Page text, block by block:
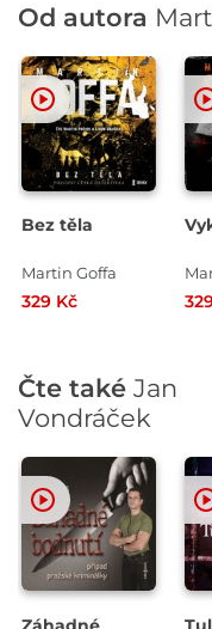
Od autora
Bez těla
Martin Goffa
329 Kč
Čte také Jan
Vondráček